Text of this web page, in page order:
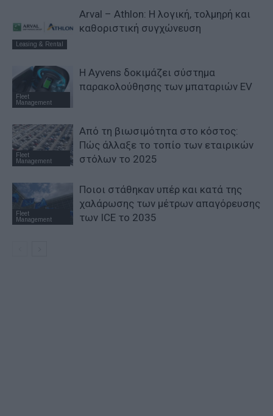
Leasing & Rental
Arval – Athlon: Η λογική, τολμηρή και
καθοριστική συγχώνευση
Fleet
Management
Η Ayvens δοκιμάζει σύστημα
παρακολούθησης των μπαταριών EV
Fleet
Management
Από τη βιωσιμότητα στο κόστος:
Πώς άλλαξε το τοπίο των εταιρικών
στόλων το 2025
Fleet
Management
Ποιοι στάθηκαν υπέρ και κατά της
χαλάρωσης των μέτρων απαγόρευσης
των ICE το 2035